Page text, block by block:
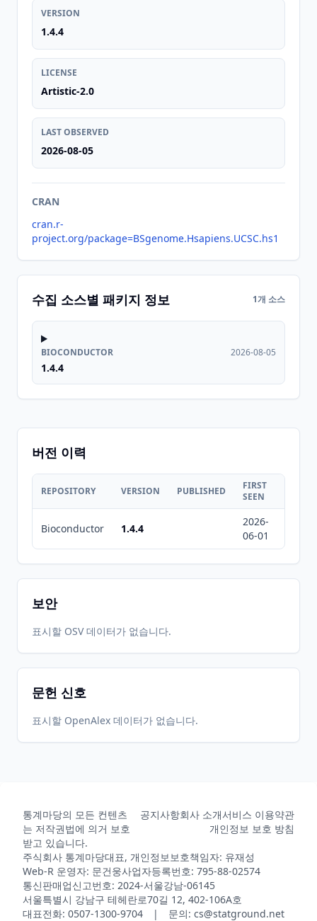
VERSION
1.4.4
LICENSE
Artistic-2.0
LAST OBSERVED
2026-08-05
CRAN
cran.r-
project.org/package=BSgenome.Hsapiens.UCSC.hs1
수집 소스별 패키지 정보 1개 소스
BIOCONDUCTOR
1.4.4
2026-08-05
버전 이력
REPOSITORY VERSION PUBLISHED
FIRST
SEEN
Bioconductor 1.4.4
2026-
06-01
보안
표시할 OSV 데이터가 없습니다.
문헌 신호
표시할 OpenAlex 데이터가 없습니다.
통계마당의 모든 컨텐츠
는 저작권법에 의거 보호
받고 있습니다.
공지사항회사 소개서비스 이용약관
개인정보 보호 방침
주식회사 통계마당대표, 개인정보보호책임자: 유재성
Web-R 운영자: 문건웅사업자등록번호: 795-88-02574
통신판매업신고번호: 2024-서울강남-06145
서울특별시 강남구 테헤란로70길 12, 402-106A호
대표전화: 0507-1300-9704 | 문의: cs@statground.net